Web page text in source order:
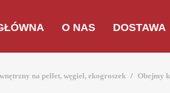
O NAS DOSTAWA
na pellet, węgiel, ekogroszek Obejmy